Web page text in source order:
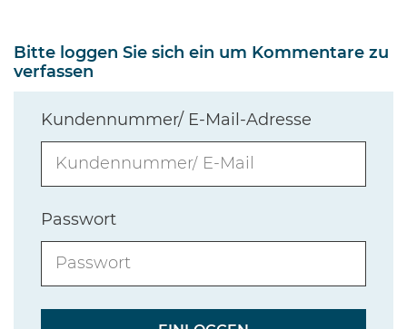
Bitte loggen Sie sich ein um Kommentare zu
verfassen
Kundennummer/ E-Mail-Adresse
Passwort